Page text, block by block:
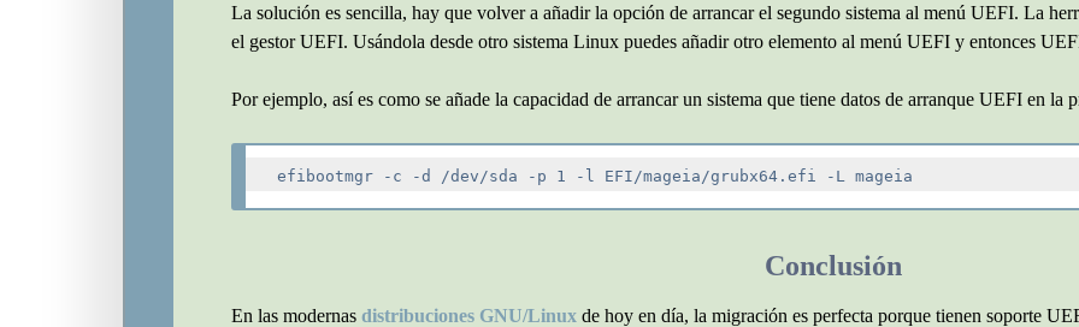
La solución es sencilla, hay que volver a añadir la opción de arrancar el segundo sistema al menú UEFI. La
el gestor UEFI. Usándola desde otro sistema Linux puedes añadir otro elemento al menú UEFI y entonces
Por ejemplo, así es como se añade la capacidad de arrancar un sistema que tiene datos de arranque UEFI en la
Conclusión
En las modernas distribuciones GNU/Linux de hoy en día, la migración es perfecta porque tienen soporte